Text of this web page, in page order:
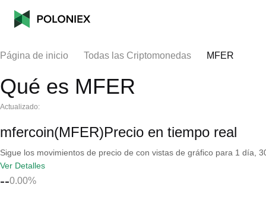
Página de inicio Todas las Criptomonedas MFER
Qué es MFER
Actualizado:
mfercoin(MFER)Precio en tiempo real
Sigue los movimientos de precio de con vistas de gráfico para 1 día,
Ver Detalles
--0.00%